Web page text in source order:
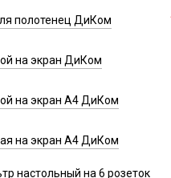
полотенец ДиКом
на экран ДиКом
на экран А4 ДиКом
на экран А4 ДиКом
настольный на 6 розеток